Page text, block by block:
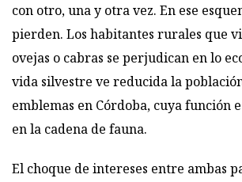
con otro, una y otra vez. En ese
pierden. Los habitantes rurales que
ovejas o cabras se perjudican en lo
vida silvestre ve reducida la
emblemas en Córdoba, cuya función
en la cadena de fauna.
El choque de intereses entre ambas